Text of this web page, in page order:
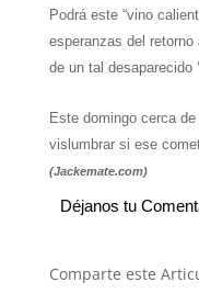
Podrá este “vino
esperanzas del
de un tal desaparecido
Este domingo cerca
vislumbrar si ese
(Jackemate.com)
Déjanos tu
Comparte este